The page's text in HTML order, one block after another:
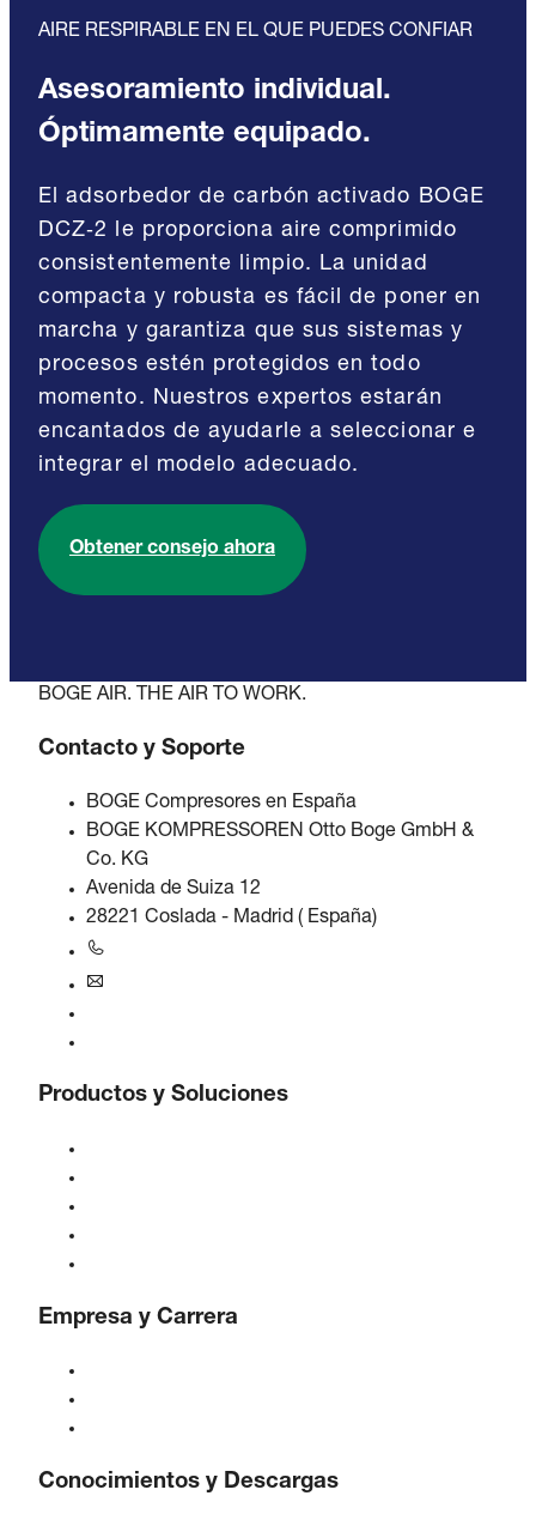
AIRE RESPIRABLE EN EL QUE PUEDES CONFIAR
Asesoramiento individual.
Óptimamente equipado.
El adsorbedor de carbón activado BOGE
DCZ‑2 le proporciona aire comprimido
consistentemente limpio. La unidad
compacta y robusta es fácil de poner en
marcha y garantiza que sus sistemas y
procesos estén protegidos en todo
momento. Nuestros expertos estarán
encantados de ayudarle a seleccionar e
integrar el modelo adecuado.
Obtener consejo ahora
BOGE AIR. THE AIR TO WORK.
Contacto y Soporte
BOGE Compresores en España
BOGE KOMPRESSOREN Otto Boge GmbH &
Co. KG
Avenida de Suiza 12
28221 Coslada - Madrid ( España)
Productos y Soluciones
Empresa y Carrera
Conocimientos y Descargas